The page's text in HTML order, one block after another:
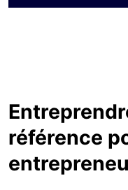
référence